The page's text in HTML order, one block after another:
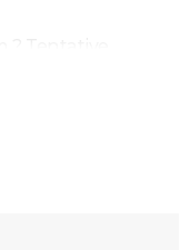
annonce,